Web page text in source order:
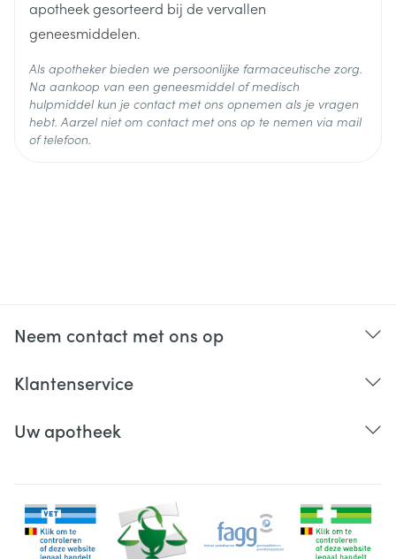
apotheek gesorteerd bij de vervallen
geneesmiddelen.
Als apotheker bieden we persoonlijke farmaceutische zorg.
Na aankoop van een geneesmiddel of medisch
hulpmiddel kun je contact met ons opnemen als je vragen
hebt. Aarzel niet om contact met ons op te nemen via mail
of telefoon.
Neem contact met ons op
Klantenservice
Uw apotheek